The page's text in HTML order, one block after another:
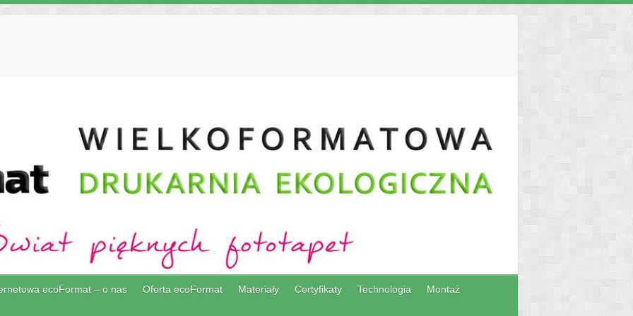
ecoFormat – o nas Oferta ecoFormat Materiały Certyfikaty Technologia Montaż